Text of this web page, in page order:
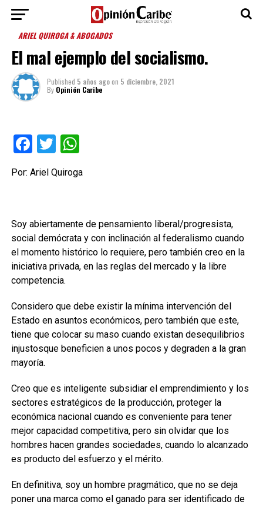
ARIEL QUIROGA & ABOGADOS
El mal ejemplo del socialismo.
Published 5 años agoon 5 diciembre, 2021
By Opinión Caribe
Facebook
TwitterWhatsApp
Por: Ariel Quiroga
Soy abiertamente de pensamiento liberal/progresista,
social demócrata y con inclinación al federalismocuando
el momento histórico lo requiere, pero también creo en la
iniciativa privada, en las reglas del mercado y la libre
competencia.
Considero que debe existir la mínima intervención del
Estado en asuntos económicos, pero también que este,
tiene que colocar su maso cuando existan desequilibrios
injustosque beneficien a unos pocos y degraden a la gran
mayoría.
Creo que es inteligente subsidiarel emprendimiento y los
sectores estratégicos de la producción, proteger la
económica nacional cuando es conveniente para tener
mejor capacidad competitiva, pero sin olvidarque los
hombres hacen grandes sociedades, cuando lo alcanzado
es producto del esfuerzo y el mérito.
En definitiva, soy un hombre pragmático, que no se deja
poner una marca como elganado para ser identificado de